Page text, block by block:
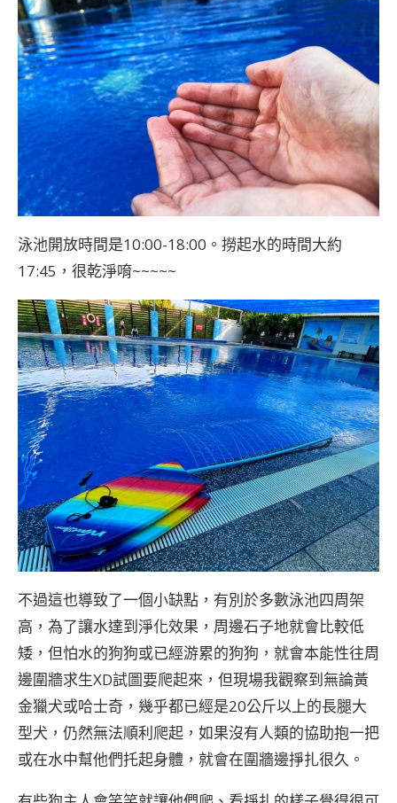
泳池開放時間是10:00-18:00。撈起水的時間大約
17:45，很乾淨唷~~~~~
不過這也導致了一個小缺點，有別於多數泳池四周架
高，為了讓水達到淨化效果，周邊石子地就會比較低
矮，但怕水的狗狗或已經游累的狗狗，就會本能性往周
邊圍牆求生XD試圖要爬起來，但現場我觀察到無論黃
金獵犬或哈士奇，幾乎都已經是20公斤以上的長腿大
型犬，仍然無法順利爬起，如果沒有人類的協助抱一把
或在水中幫他們托起身體，就會在圍牆邊掙扎很久。